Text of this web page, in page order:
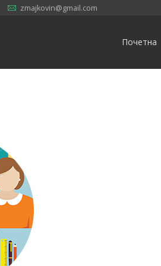
zmajkovin@gmail.com
Почетна